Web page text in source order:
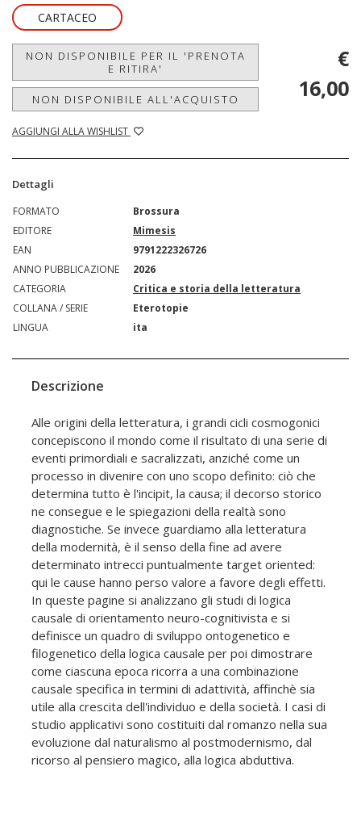
CARTACEO
NON DISPONIBILE PER IL 'PRENOTA
E RITIRA'
NON DISPONIBILE ALL'ACQUISTO
AGGIUNGI ALLA WISHLIST
€
16,00
Dettagli
FORMATO
Brossura
EDITORE
Mimesis
EAN
9791222326726
ANNO PUBBLICAZIONE
2026
CATEGORIA
Critica e storia della letteratura
COLLANA / SERIE
Eterotopie
LINGUA
ita
Descrizione
Alle origini della letteratura, i grandi cicli cosmogonici
concepiscono il mondo come il risultato di una serie di
eventi primordiali e sacralizzati, anziché come un
processo in divenire con uno scopo definito: ciò che
determina tutto è l'incipit, la causa; il decorso storico
ne consegue e le spiegazioni della realtà sono
diagnostiche. Se invece guardiamo alla letteratura
della modernità, è il senso della fine ad avere
determinato intrecci puntualmente target oriented:
qui le cause hanno perso valore a favore degli effetti.
In queste pagine si analizzano gli studi di logica
causale di orientamento neuro-cognitivista e si
definisce un quadro di sviluppo ontogenetico e
filogenetico della logica causale per poi dimostrare
come ciascuna epoca ricorra a una combinazione
causale specifica in termini di adattività, affinchè sia
utile alla crescita dell'individuo e della società. I casi di
studio applicativi sono costituiti dal romanzo nella sua
evoluzione dal naturalismo al postmodernismo, dal
ricorso al pensiero magico, alla logica abduttiva.